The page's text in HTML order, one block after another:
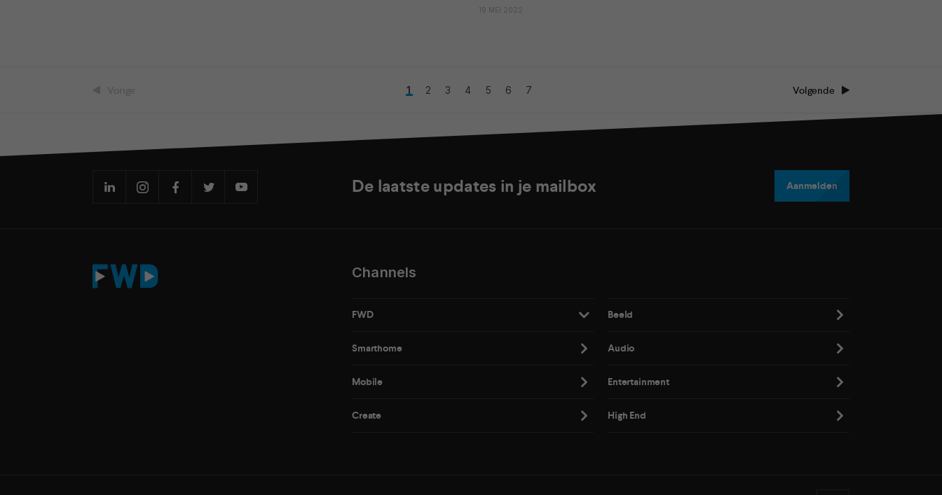
19 MEI 2022
1 2 3 4 5 6 7 Volgende
De laatste updates in je mailbox Aanmelden
Channels
FWD Beeld
Smarthome Audio
Mobile Entertainment
Create High End